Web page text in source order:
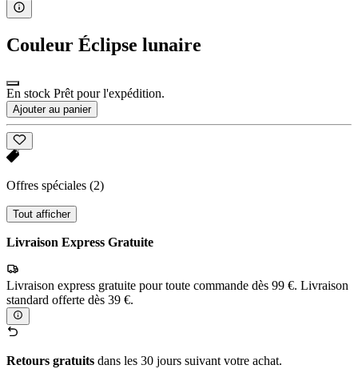
Couleur Éclipse lunaire
En stock Prêt pour l'expédition.
Ajouter au panier
Offres spéciales (2)
Tout afficher
Livraison Express Gratuite
Livraison express gratuite pour toute commande dès 99 €. Livraison
standard offerte dès 39 €.
Retours gratuits dans les 30 jours suivant votre achat.